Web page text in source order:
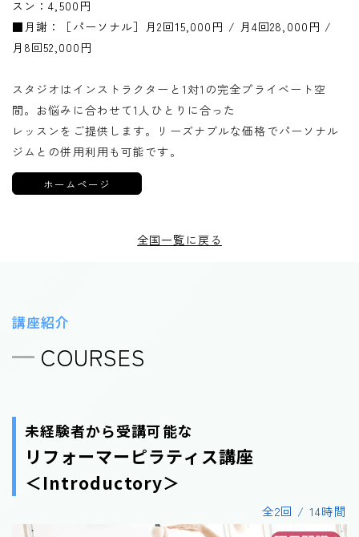
スン：4,500円
■月謝：［パーソナル］月2回15,000円 / 月4回28,000円 /
月8回52,000円
スタジオはインストラクターと1対1の完全プライベート空
間。お悩みに合わせて1人ひとりに合った
レッスンをご提供します。リーズナブルな価格でパーソナル
ジムとの併用利用も可能です。
ホームページ
全国一覧に戻る
講座紹介
COURSES
未経験者から受講可能な
リフォーマーピラティス講座
＜Introductory＞
全2回 / 14時間